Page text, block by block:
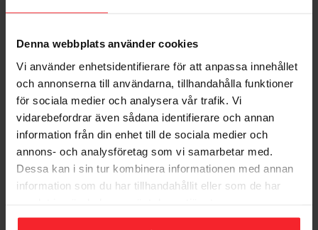
Denna webbplats använder cookies
Vi använder enhetsidentifierare för att anpassa innehållet
och annonserna till användarna, tillhandahålla funktioner
för sociala medier och analysera vår trafik. Vi
vidarebefordrar även sådana identifierare och annan
information från din enhet till de sociala medier och
annons- och analysföretag som vi samarbetar med.
Dessa kan i sin tur kombinera informationen med annan
information som du har tillhandahållit eller som de har
Injusteringsventil MMA
STVM G20 m
Avtappning - 4892550
1.455 DKK
Gem som favorit